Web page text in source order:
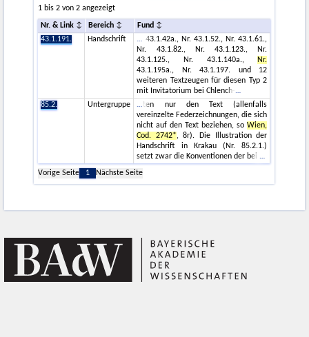
1 bis 2 von 2 angezeigt
Nr. & Link Bereich
Fund
43.1.191.
Handschrift
43.1.42a., Nr. 43.1.52., Nr. 43.1.61.,
Nr. 43.1.82., Nr. 43.1.123., Nr.
43.1.125., Nr. 43.1.140a., Nr.
43.1.195a., Nr. 43.1.197. und 12
weiteren Textzeugen für diesen Typ 2
mit Invitatorium bei Chlench-
85.2.
Untergruppe
ten nur den Text (allenfalls
vereinzelte Federzeichnungen, die sich
nicht auf den Text beziehen, soWien,
Cod. 2742*, 8r). Die Illustration der
Handschrift in Krakau (Nr. 85.2.1.)
setzt zwar die Konventionen der bei
Vorige Seite
1 Nächste Seite